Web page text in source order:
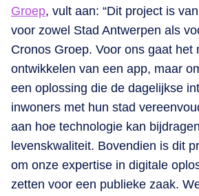
Groep, vult aan: “Dit project is
voor zowel Stad Antwerpen als
Cronos Groep. Voor ons gaat het
ontwikkelen van een app, maar
een oplossing die de dagelijkse
inwoners met hun stad
aan hoe technologie kan
levenskwaliteit. Bovendien is dit
om onze expertise in digitale
zetten voor een publieke zaak.